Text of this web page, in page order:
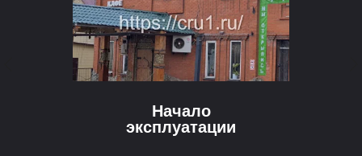
Начало
эксплуатации